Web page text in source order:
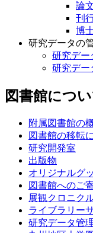
論
刊
博
研究データの
研究デー
研究デー
図書館につ
附属図書館の
図書館の移転
研究開発室
出版物
オリジナルグ
図書館へのご
展観クロニク
ライブラリー
研究データ管